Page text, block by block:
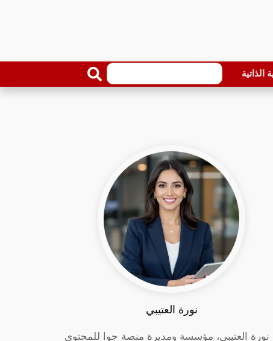
الذاتية
نورة العتيبي
نورة العتيبي، مؤسسة ومديرة منصة جوا للمحتوى